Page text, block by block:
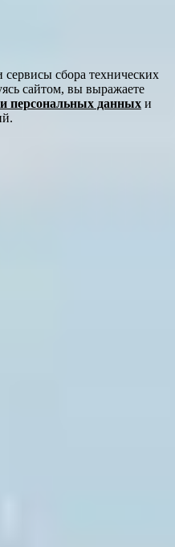
сбора технических
сайтом, вы выражаете
персональных данных и